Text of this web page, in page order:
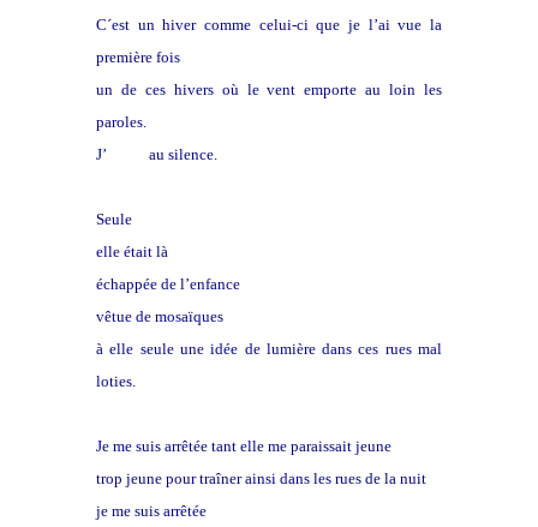
C´est un hiver comme celui-ci que je l’ai vue la
première fois
un de ces hivers où le vent emporte au loin les
paroles.
J’
au silence.
Seule
elle était là
échappée de l’enfance
vêtue de mosaïques
à elle seule une idée de lumière dans ces rues mal
loties.
Je me suis arrêtée tant elle me paraissait jeune
trop jeune pour traîner ainsi dans les rues de la nuit
je me suis arrêtée